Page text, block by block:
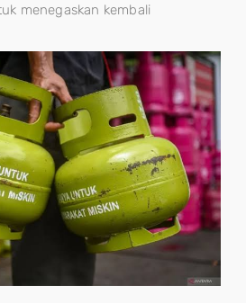
menegaskan kembali